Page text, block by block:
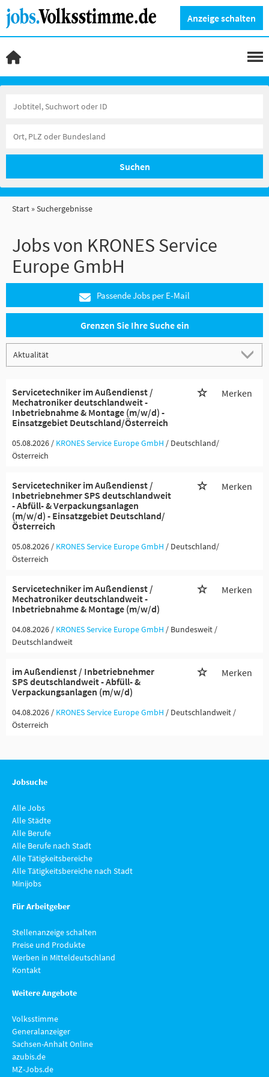
Anzeige schalten
Suchen
Start Suchergebnisse
Jobs von KRONES Service
Europe GmbH
Passende Jobs per E-Mail
Grenzen Sie Ihre Suche ein
Servicetechniker im Außendienst /
Mechatroniker deutschlandweit -
Inbetriebnahme & Montage (m/w/d) -
Einsatzgebiet Deutschland/Österreich
Merken
05.08.2026 / KRONES Service Europe GmbH / Deutschland/
Österreich
Servicetechniker im Außendienst /
Inbetriebnehmer SPS deutschlandweit
- Abfüll- & Verpackungsanlagen
(m/w/d) - Einsatzgebiet Deutschland/
Österreich
Merken
05.08.2026 / KRONES Service Europe GmbH / Deutschland/
Österreich
Servicetechniker im Außendienst /
Mechatroniker deutschlandweit -
Inbetriebnahme & Montage (m/w/d)
Merken
04.08.2026 / KRONES Service Europe GmbH / Bundesweit /
Deutschlandweit
im Außendienst / Inbetriebnehmer
SPS deutschlandweit - Abfüll- &
Verpackungsanlagen (m/w/d)
Merken
04.08.2026 / KRONES Service Europe GmbH / Deutschlandweit /
Österreich
Jobsuche
Alle Jobs
Alle Städte
Alle Berufe
Alle Berufe nach Stadt
Alle Tätigkeitsbereiche
Alle Tätigkeitsbereiche nach Stadt
Minijobs
Für Arbeitgeber
Stellenanzeige schalten
Preise und Produkte
Werben in Mitteldeutschland
Kontakt
Weitere Angebote
Volksstimme
Generalanzeiger
Sachsen-Anhalt Online
azubis.de
MZ-Jobs.de